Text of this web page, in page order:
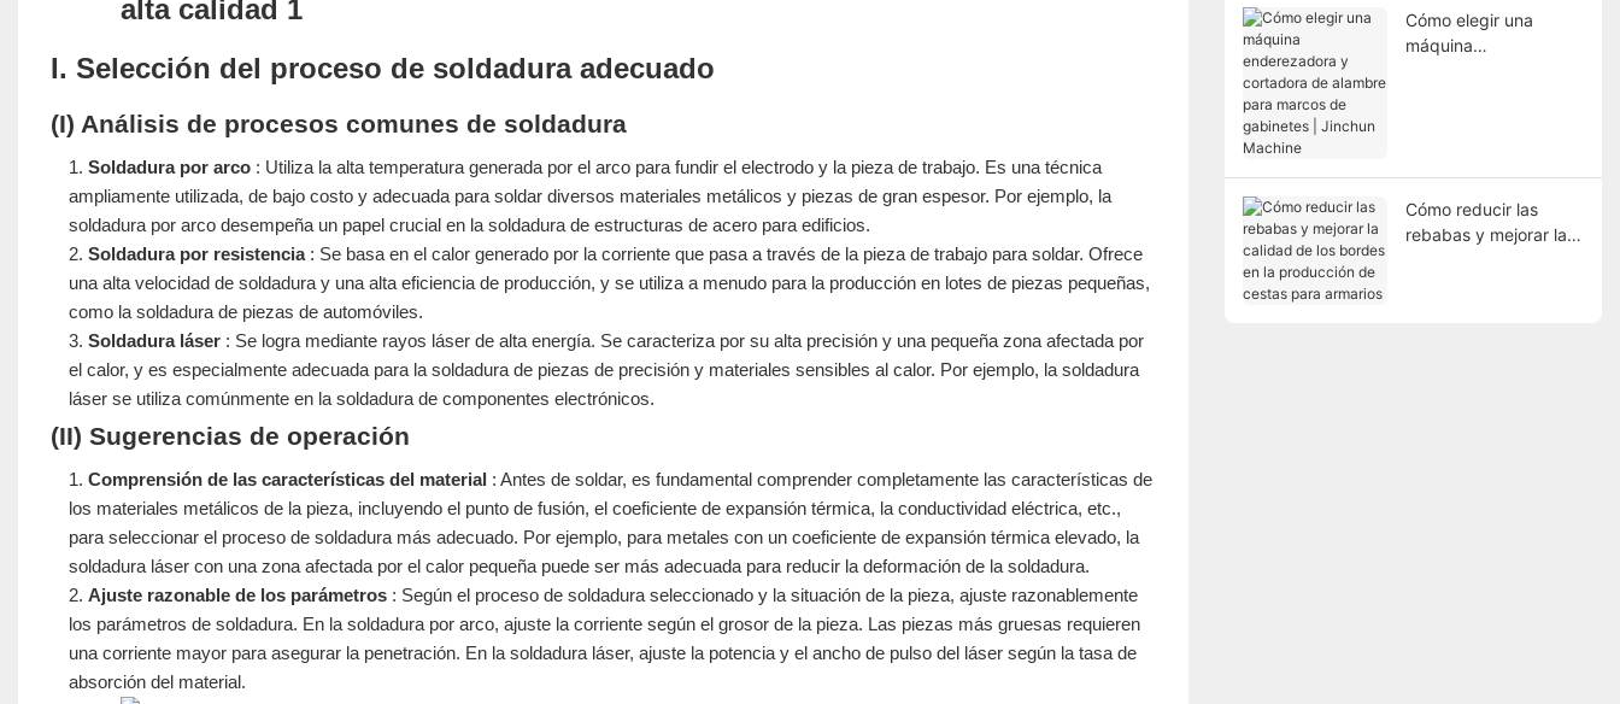
I. Selección del proceso de soldadura adecuado
(I) Análisis de procesos comunes de soldadura
Soldadura por arco: Utiliza la alta temperatura generada por el arco para fundir el electrodo y la pieza de trabajo. Es una técnica
ampliamente utilizada, de bajo costo y adecuada para soldar diversos materiales metálicos y piezas de gran espesor. Por ejemplo, la
soldadura por arco desempeña un papel crucial en la soldadura de estructuras de acero para edificios.
Soldadura por resistencia: Se basa en el calor generado por la corriente que pasa a través de la pieza de trabajo para soldar. Ofrece
una alta velocidad de soldadura y una alta eficiencia de producción, y se utiliza a menudo para la producción en lotes de piezas pequeñas,
como la soldadura de piezas de automóviles.
Soldadura láser: Se logra mediante rayos láser de alta energía. Se caracteriza por su alta precisión y una pequeña zona afectada por
el calor, y es especialmente adecuada para la soldadura de piezas de precisión y materiales sensibles al calor. Por ejemplo, la soldadura
láser se utiliza comúnmente en la soldadura de componentes electrónicos.
(II) Sugerencias de operación
Comprensión de las características del material : Antes de soldar, es fundamental comprender completamente las características de
los materiales metálicos de la pieza, incluyendo el punto de fusión, el coeficiente de expansión térmica, la conductividad eléctrica, etc.,
para seleccionar el proceso de soldadura más adecuado. Por ejemplo, para metales con un coeficiente de expansión térmica elevado, la
soldadura láser con una zona afectada por el calor pequeña puede ser más adecuada para reducir la deformación de la soldadura.
Ajuste razonable de los parámetros: Según el proceso de soldadura seleccionado y la situación de la pieza, ajuste razonablemente
los parámetros de soldadura. En la soldadura por arco, ajuste la corriente según el grosor de la pieza. Las piezas más gruesas requieren
una corriente mayor para asegurar la penetración. En la soldadura láser, ajuste la potencia y el ancho de pulso del láser según la tasa de
absorción del material.
Cómo elegir una
máquina
Cómo reducir las
rebabas y mejorar la